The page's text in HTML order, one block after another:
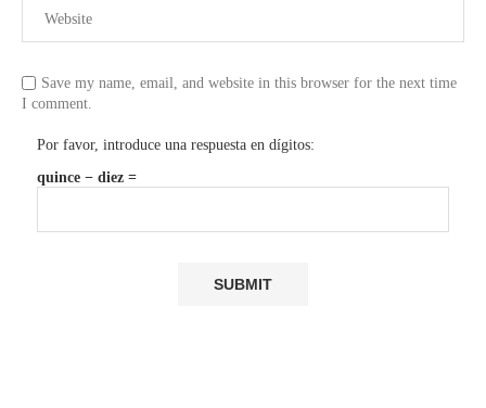
Save my name, email, and website in this browser for the next time
I comment.
Por favor, introduce una respuesta en dígitos:
quince − diez =